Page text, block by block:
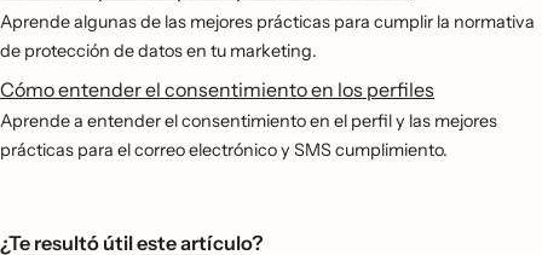
Aprende algunas de las mejores prácticas para cumplir la normativa
de protección de datos en tu marketing.
Cómo entender el consentimiento en los perfiles
Aprende a entender el consentimiento en el perfil y las mejores
prácticas para el correo electrónico y SMS cumplimiento.
¿Te resultó útil este artículo?